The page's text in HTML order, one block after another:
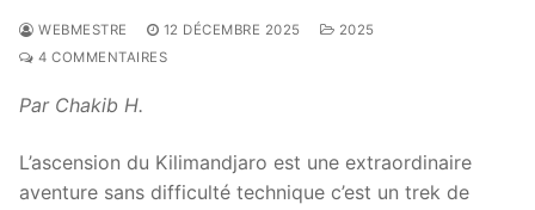
WEBMESTRE 12 DÉCEMBRE 2025
2025
4 COMMENTAIRES
Par Chakib H.
L’ascension du Kilimandjaro est une extraordinaire
aventure sans difficulté technique c’est un trek de